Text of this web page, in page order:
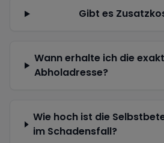
Gibt es
Wann erhalte ich die
Abholadresse?
Wie hoch ist die
im Schadensfall?